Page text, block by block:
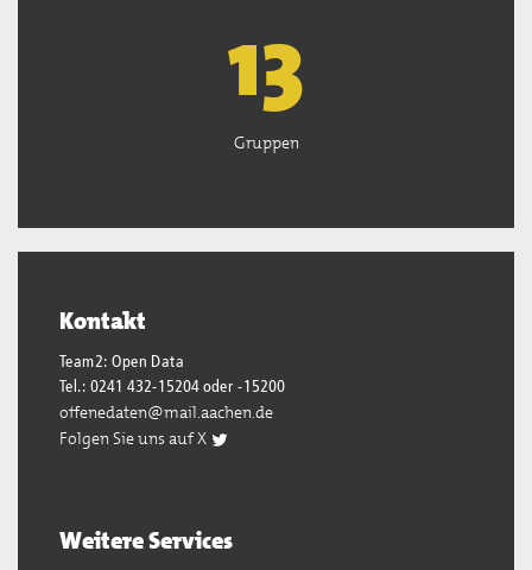
13
Gruppen
Kontakt
Team2: Open Data
Tel.: 0241 432-15204 oder -15200
offenedaten@mail.aachen.de
Folgen Sie uns auf X
Weitere Services